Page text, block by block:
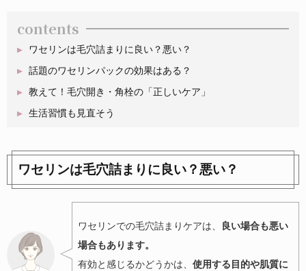
contents
ワセリンは毛穴詰まりに良い？悪い？
話題のワセリンパックの効果はある？
教えて！毛穴開き・角栓の「正しいケア」
生活習慣も見直そう
ワセリンは毛穴詰まりに良い？悪い？
ワセリンでの毛穴詰まりケアは、
良い場合も悪い
場合もあります。
有効と感じるかどうかは、 使用する目的や肌質に